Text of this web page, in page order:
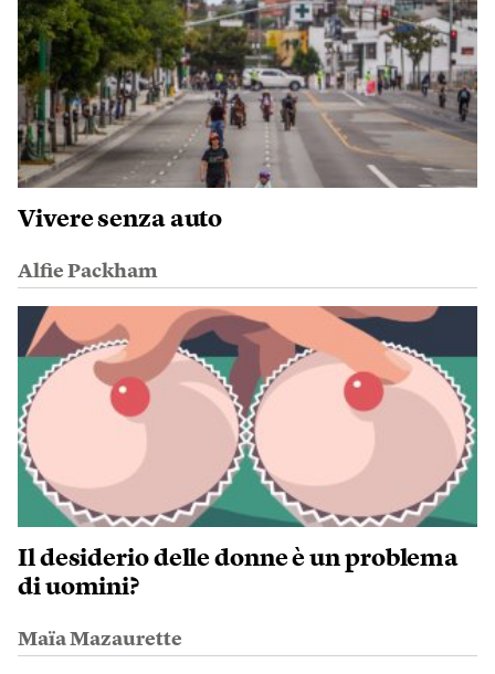
Vivere senza auto
Alfie Packham
Il desiderio delle donne è un problema
di uomini?
Maïa Mazaurette